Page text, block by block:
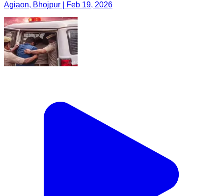
Agiaon, Bhojpur | Feb 19, 2026